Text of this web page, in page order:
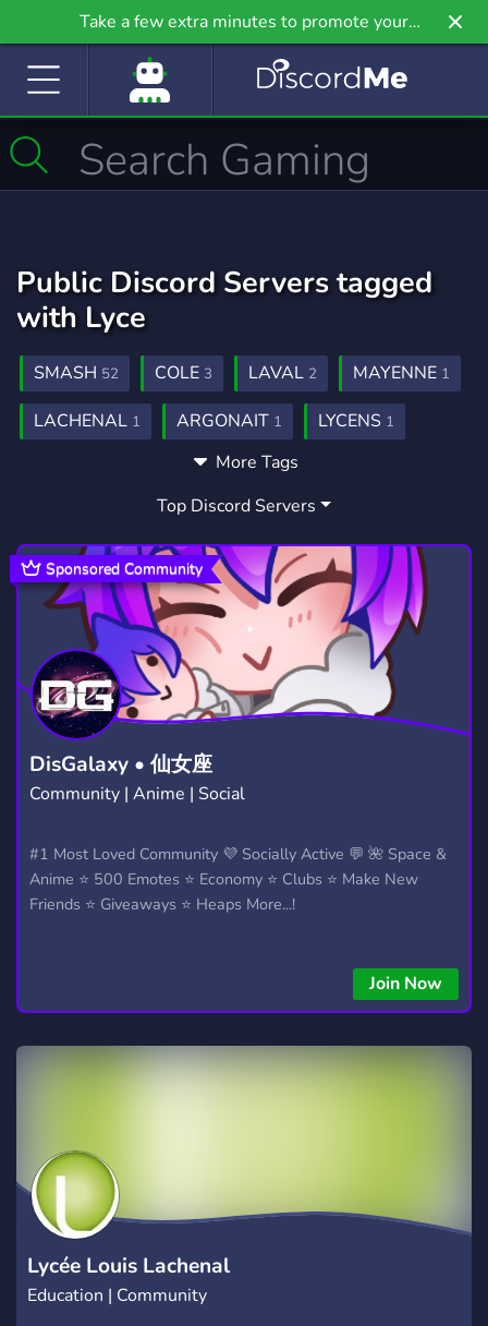
Take a few extra minutes to promote your
community even further on Griv.io, our newest
Public Discord Servers tagged
with Lyce
SMASH 52 COLE 3 LAVAL 2 MAYENNE 1
LACHENAL 1 ARGONAIT 1 LYCENS 1
More Tags
Top Discord Servers
DisGalaxy • 仙女座
Community | Anime | Social
#1 Most Loved Community 💜 Socially Active 💬 🌺 Space &
Anime ⭐ 500 Emotes ⭐ Economy ⭐ Clubs ⭐ Make New
Friends ⭐ Giveaways ⭐ Heaps More...!
Join Now
Sponsored Community
Lycée Louis Lachenal
Education | Community